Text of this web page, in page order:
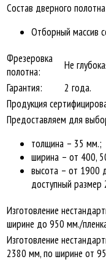
Состав дверного
Отборный массив
Фрезеровка
полотна:
Не
Гарантия:
2 года.
Продукция
Предоставляем для
толщина – 35 мм.;
ширина – от 400,
высота – от 1900
доступный
Изготовление
ширине до 950 мм./
Изготовление
2380 мм, по ширине от